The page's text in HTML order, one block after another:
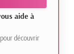
aide à
découvrir